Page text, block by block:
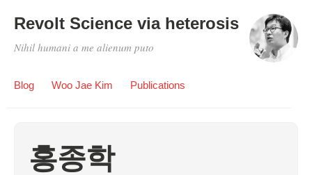
Revolt Science via heterosis
Nihil humani a me alienum puto
Blog Woo Jae Kim Publications
홍종학